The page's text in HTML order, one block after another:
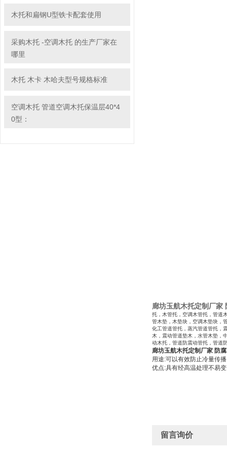
木托和扁钢U型铁卡配套使用
采购木托 -空调木托 的生产厂家在
哪里
木托 木卡 木哈夫型号规格标准
空调木托 管道空调木托保温层40*4
0型：
廊坊玉航木托定制厂家
托，木管托，空调木管托，管道
管木垫，木垫块，空调木垫块，
化工管道管托，蒸汽管道管托，
木，震动管道垫木，水管木垫，
动木托，管道防震动管托，管道
廊坊玉航木托定制厂家 防
用途:可以有效防止冷量传
优点:具有经高温处理不易
留言询价